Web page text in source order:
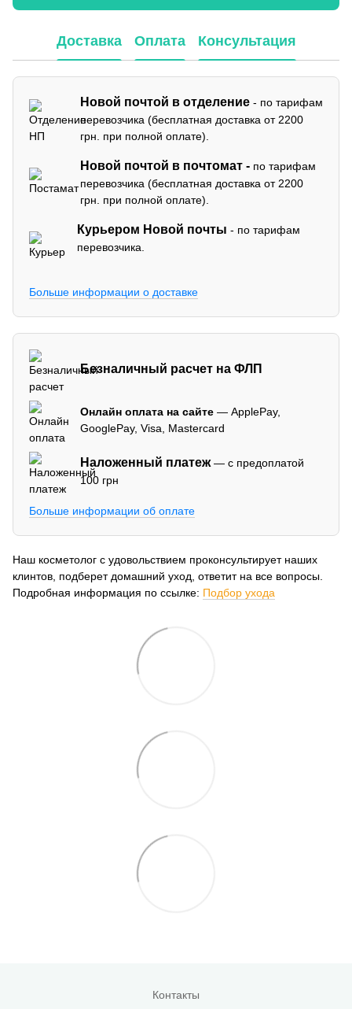
Доставка Оплата Консультация
Новой почтой в отделение - по тарифам
перевозчика (бесплатная доставка от 2200
грн. при полной оплате).
Новой почтой в почтомат - по тарифам
перевозчика (бесплатная доставка от 2200
грн. при полной оплате).
Курьером Новой почты - по тарифам
перевозчика.
Больше информации о доставке
Безналичный расчет на ФЛП
Онлайн оплата на сайте — ApplePay,
GooglePay, Visa, Mastercard
Наложенный платеж— с предоплатой
100 грн
Больше информации об оплате
Наш косметолог с удовольствием проконсультирует наших
клинтов, подберет домашний уход, ответит на все вопросы.
Подробная информация по ссылке: Подбор ухода
Контакты